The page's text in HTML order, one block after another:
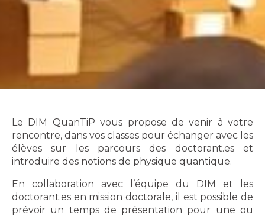
Le DIM QuanTiP vous propose de venir à votre
rencontre, dans vos classes pour échanger avec les
élèves sur les parcours des doctorant.es et
introduire des notions de physique quantique.
En collaboration avec l’équipe du DIM et les
doctorant.es en mission doctorale, il est possible de
prévoir un temps de présentation pour une ou